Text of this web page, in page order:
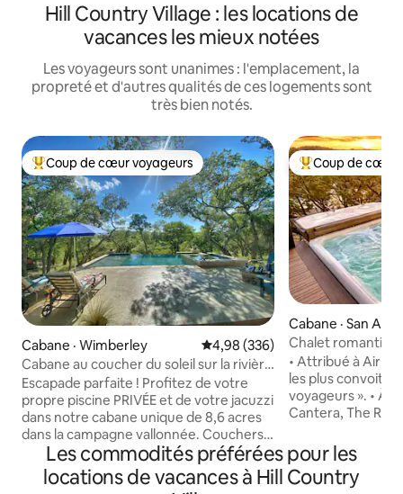
Hill Country Village : les locations de
vacances les mieux notées
Les voyageurs sont unanimes : l'emplacement, la
propreté et d'autres qualités de ces logements sont
très bien notés.
Coup de cœur voyageurs parmi les plus aimés
Coup de cœur voyageurs
Cabane · Wimberley Note moyenne de 4,98 sur 5,
4,98 (336)
Cabane au coucher du soleil sur la rivière
Blanco
Escapade parfaite ! Profitez de votre
propre piscine PRIVÉE et de votre jacuzzi
dans notre cabane unique de 8,6 acres
dans la campagne vallonnée. Couchers
de soleil à couper le souffle depuis la
terrasse supérieure. Flottez dans la
piscine sur la falaise surplombant la
Coup de cœur
Coup de cœur
Cabane · San
Chalet
Country avec spa
• Attribué à
les plus convoités
voyageurs ». • À 12 minutes de La
Cantera, The Rim et Fiesta Texas. À 25
SeaWorld
Détendez-vous
des étoiles et des
Les commodités préférées pour les
locations de vacances à Hill Country